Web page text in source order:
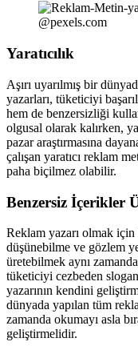
@pexels.com
Yaratıcılık
Aşırı uyarılmış bir
yazarları, tüketiciyi
hem de benzersizliği
olgusal olarak kalırken,
pazar araştırmasına
çalışan yaratıcı reklam
paha biçilmez olabilir.
Benzersiz İçerikler
Reklam yazarı olmak
düşünebilme ve gözlem
üretebilmek aynı
tüketiciyi cezbeden
yazarının kendini
dünyada yapılan tüm
zamanda okumayı asla
geliştirmelidir.